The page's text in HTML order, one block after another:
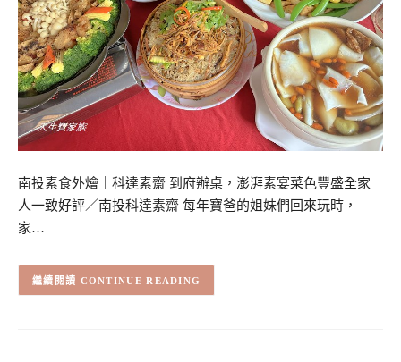
南投素食外燴｜科達素齋 到府辦桌，澎湃素宴菜色豐盛全家
人一致好評／南投科達素齋 每年寶爸的姐妹們回來玩時，
家…
CONTINUE READING